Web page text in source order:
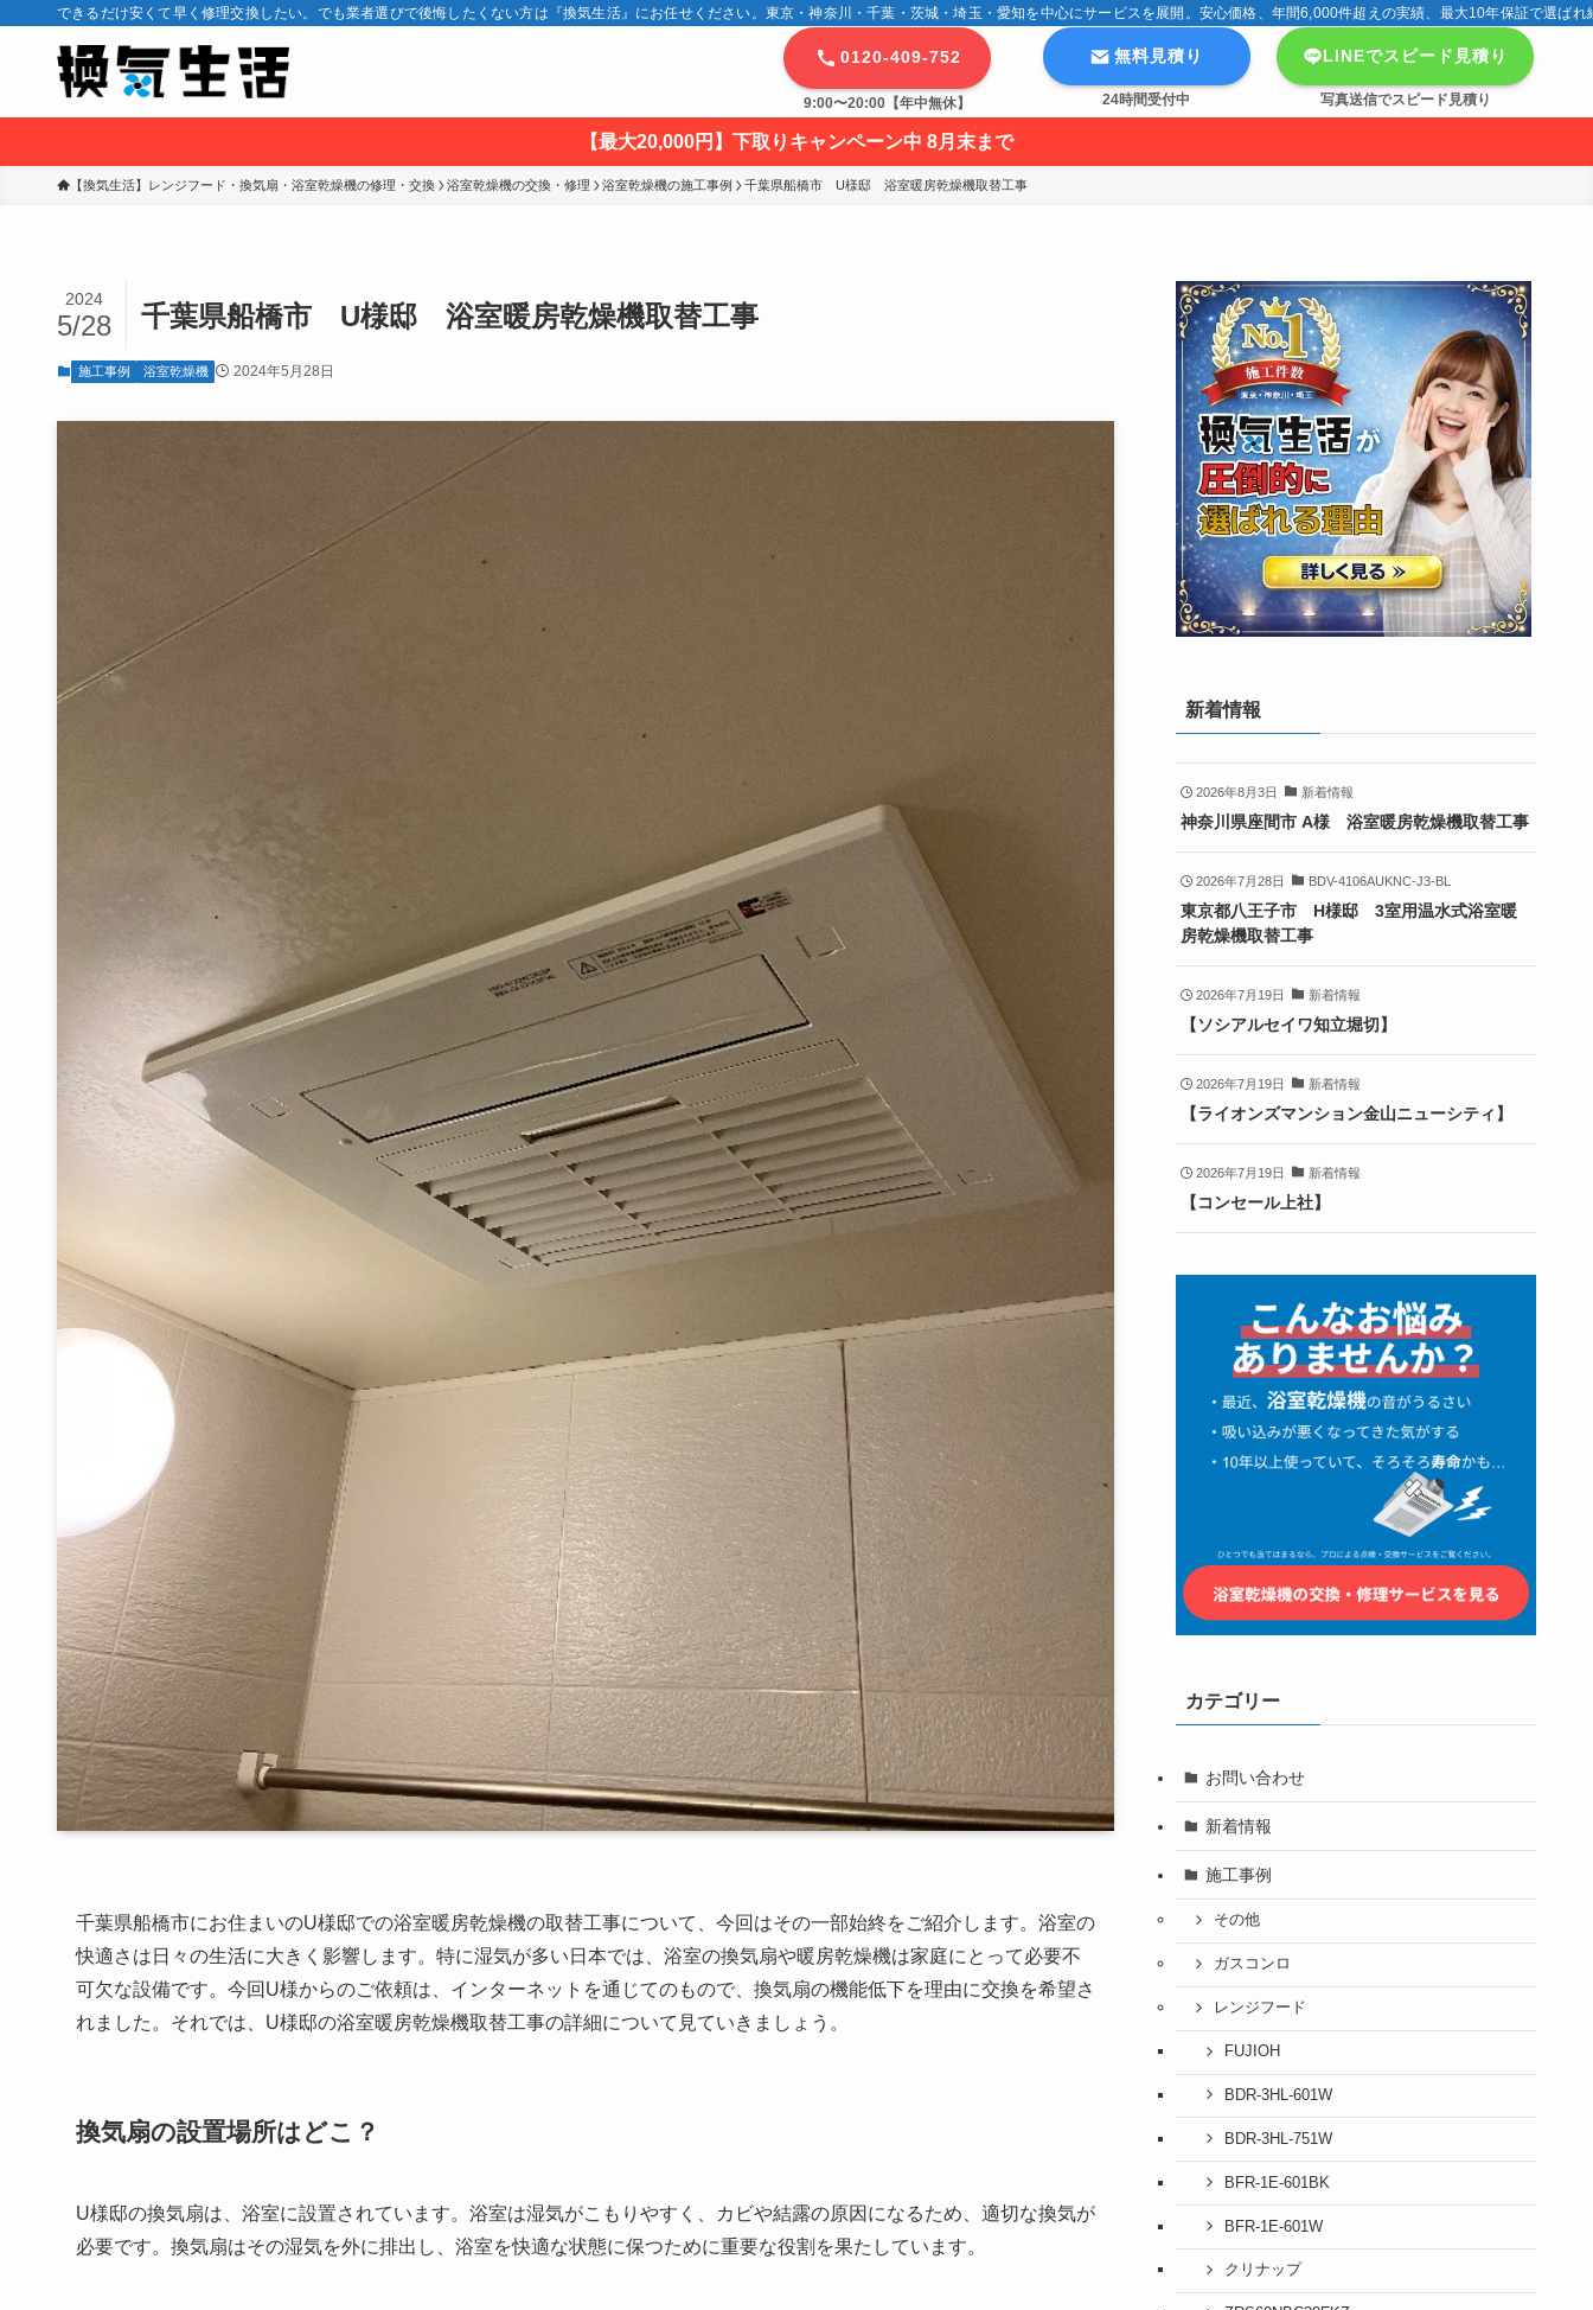
できるだけ安くて早く修理交換したい。でも業者選びで後悔したくない方は『換気生活』にお任せください。東京・神奈川・千葉・茨城・埼玉・愛知を中心にサービスを展開。安心価格、年間6,000件超えの実績、最大10年保証で選ばれ
0120-409-752
9:00〜20:00【年中無休】
無料見積り
24時間受付中
LINEでスピード見積り
写真送信でスピード見積り
【最大20,000円】下取りキャンペーン中 8月末まで
【換気生活】レンジフード・換気扇・浴室乾燥機の修理・交換 浴室乾燥機の交換・修理 浴室乾燥機の施工事例 千葉県船橋市　U様邸　浴室暖房乾燥機取替工事
千葉県船橋市 U様邸 浴室暖房乾燥機取替工事
2024
5/28
施工事例 浴室乾燥機 2024年5月28日
千葉県船橋市にお住まいのU様邸での浴室暖房乾燥機の取替工事について、今回はその一部始終をご紹介します。浴室の
快適さは日々の生活に大きく影響します。特に湿気が多い日本では、浴室の換気扇や暖房乾燥機は家庭にとって必要不
可欠な設備です。今回U様からのご依頼は、インターネットを通じてのもので、換気扇の機能低下を理由に交換を希望さ
れました。それでは、U様邸の浴室暖房乾燥機取替工事の詳細について見ていきましょう。
換気扇の設置場所はどこ？
U様邸の換気扇は、浴室に設置されています。浴室は湿気がこもりやすく、カビや結露の原因になるため、適切な換気が
必要です。換気扇はその湿気を外に排出し、浴室を快適な状態に保つために重要な役割を果たしています。
新着情報
2026年8月3日 新着情報
神奈川県座間市 A様 浴室暖房乾燥機取替工事
2026年7月28日 BDV-4106AUKNC-J3-BL
東京都八王子市 H様邸 3室用温水式浴室暖
房乾燥機取替工事
2026年7月19日 新着情報
【ソシアルセイワ知立堀切】
2026年7月19日 新着情報
【ライオンズマンション金山ニューシティ】
2026年7月19日 新着情報
【コンセール上社】
カテゴリー
お問い合わせ
新着情報
施工事例
その他
ガスコンロ
レンジフード
FUJIOH
BDR-3HL-601W
BDR-3HL-751W
BFR-1E-601BK
BFR-1E-601W
クリナップ